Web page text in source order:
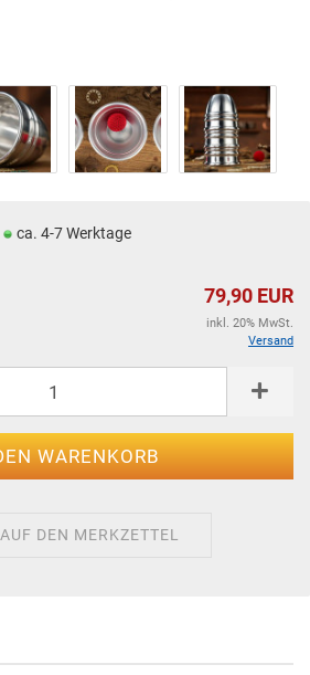
ca. 4-7 Werktage
79,90 EUR
inkl. 20% MwSt.
Versand
AUF DEN MERKZETTEL